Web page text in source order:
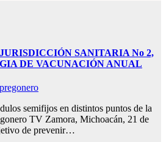
SANITARIA No 2,
DE VACUNACIÓN ANUAL
semifijos en distintos puntos de la
TV Zamora, Michoacán, 21 de
de prevenir…